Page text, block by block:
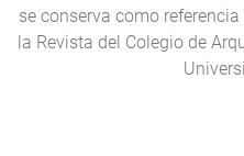
se conserva como
la Revista del Colegio de